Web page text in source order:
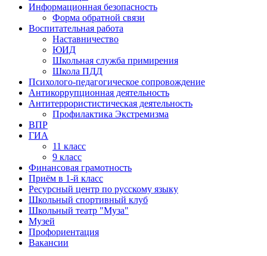
Информационная безопасность
Форма обратной связи
Воспитательная работа
Наставничество
ЮИД
Школьная служба примирения
Школа ПДД
Психолого-педагогическое сопровождение
Антикоррупционная деятельность
Антитеррористистическая деятельность
Профилактика Экстремизма
ВПР
ГИА
11 класс
9 класс
Финансовая грамотность
Приём в 1-й класс
Ресурсный центр по русскому языку
Школьный спортивный клуб
Школьный театр "Муза"
Музей
Профориентация
Вакансии